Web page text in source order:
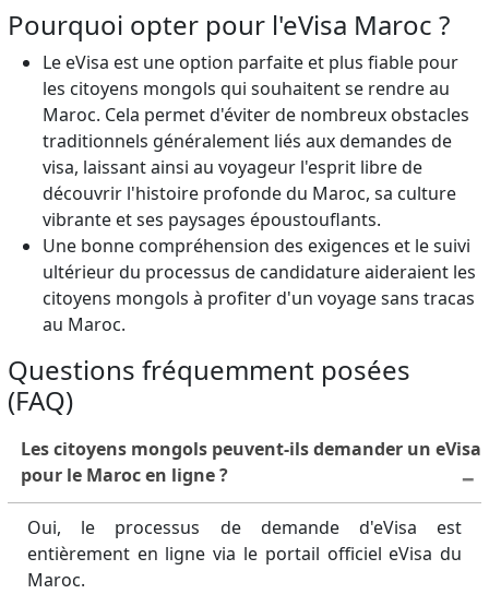
Pourquoi opter pour l'eVisa Maroc ?
Le eVisa est une option parfaite et plus fiable pour
les citoyens mongols qui souhaitent se rendre au
Maroc. Cela permet d'éviter de nombreux obstacles
traditionnels généralement liés aux demandes de
visa, laissant ainsi au voyageur l'esprit libre de
découvrir l'histoire profonde du Maroc, sa culture
vibrante et ses paysages époustouflants.
Une bonne compréhension des exigences et le suivi
ultérieur du processus de candidature aideraient les
citoyens mongols à profiter d'un voyage sans tracas
au Maroc.
Questions fréquemment posées
(FAQ)
Les citoyens mongols peuvent-ils demander un eVisa
pour le Maroc en ligne ?
Oui, le processus de demande d'eVisa est
entièrement en ligne via le portail officiel eVisa du
Maroc.